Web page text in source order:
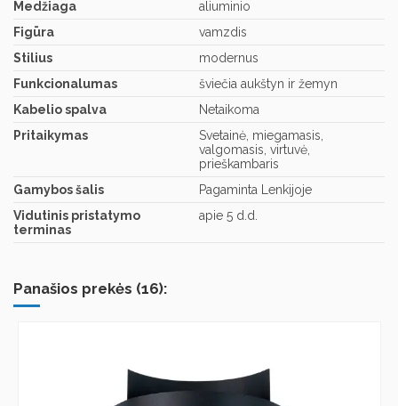
Medžiaga
aliuminio
Figūra
vamzdis
Stilius
modernus
Funkcionalumas
šviečia aukštyn ir žemyn
Kabelio spalva
Netaikoma
Pritaikymas
Svetainė, miegamasis,
valgomasis, virtuvė,
prieškambaris
Gamybos šalis
Pagaminta Lenkijoje
Vidutinis pristatymo
terminas
apie 5 d.d.
Panašios prekės (16):